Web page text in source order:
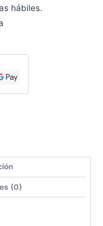
hábiles.
(0)